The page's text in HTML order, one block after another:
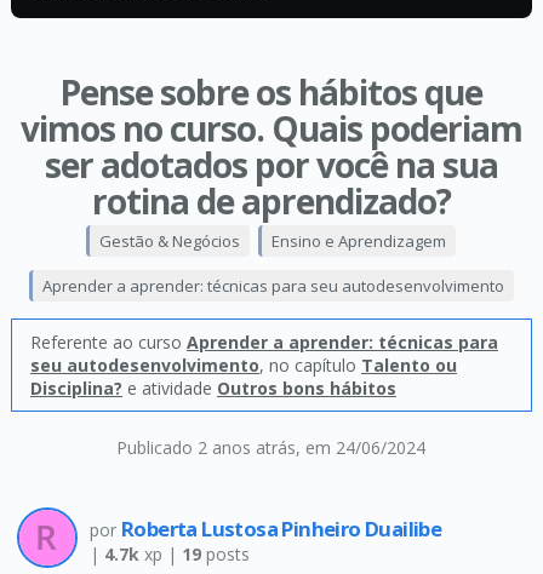
Pense sobre os hábitos que
vimos no curso. Quais poderiam
ser adotados por você na sua
rotina de aprendizado?
Publicado 2 anos atrás, em 24/06/2024
Gestão & Negócios Ensino e Aprendizagem
Aprender a aprender: técnicas para seu autodesenvolvimento
Referente ao curso Aprender a aprender: técnicas para
seu autodesenvolvimento, no capítulo Talento ou
Disciplina? e atividade Outros bons hábitos
por Roberta Lustosa Pinheiro Duailibe
| 4.7kxp | 19posts